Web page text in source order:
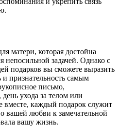
матери, которая достойна
непосильной задачей. Однако с
подарков вы сможете выразить
признательность самым
письмо,
ухода за телом или
вместе, каждый подарок служит
вашей любви к замечательной
вашу жизнь.